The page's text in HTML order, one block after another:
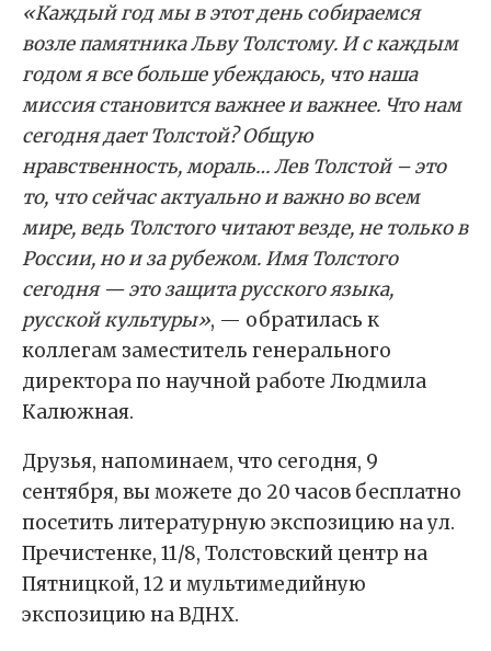
«Каждый год мы в этот день собираемся
возле памятника Льву Толстому. И с каждым
годом я все больше убеждаюсь, что наша
миссия становится важнее и важнее. Что нам
сегодня дает Толстой? Общую
нравственность, мораль… Лев Толстой – это
то, что сейчас актуально и важно во всем
мире, ведь Толстого читают везде, не только в
России, но и за рубежом. Имя Толстого
сегодня — это защита русского языка,
русской культуры», — обратилась к
коллегам заместитель генерального
директора по научной работе Людмила
Калюжная.
Друзья, напоминаем, что сегодня, 9
сентября, вы можете до 20 часов бесплатно
посетить литературную экспозицию на ул.
Пречистенке, 11/8, Толстовский центр на
Пятницкой, 12 и мультимедийную
экспозицию на ВДНХ.